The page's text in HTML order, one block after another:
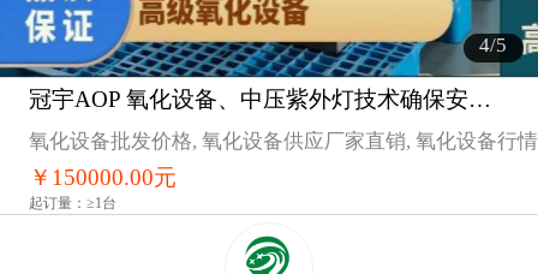
1
4/5
冠宇AOP 氧化设备、中压紫外灯技术确保安全运行免费获取方案
氧化设备批发价格, 氧化设备供应厂家直销, 氧化设备行
￥ 150000.00元
起订量：≥1台